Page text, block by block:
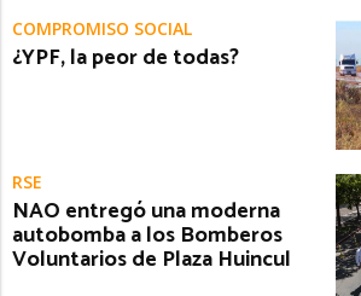
COMPROMISO SOCIAL
¿YPF, la peor de todas?
RSE
NAO entregó una moderna
autobomba a los Bomberos
Voluntarios de Plaza Huincul